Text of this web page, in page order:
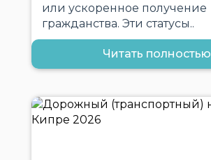
или ускоренное получение
гражданства. Эти статусы..
Читать полностью